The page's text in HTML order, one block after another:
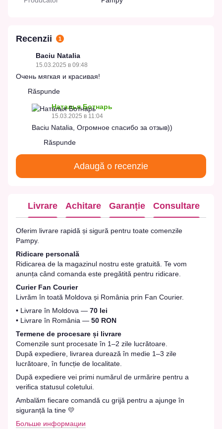
Recenzii 1
Baciu Natalia
15.03.2025 в 09:48
Очень мягкая и красивая!
Răspunde
Наталья Ботнарь
15.03.2025 в 11:04
Baciu Natalia, Огромное спасибо за отзыв))
Răspunde
Adaugă o recenzie
Livrare Achitare Garanție Consultare
Oferim livrare rapidă și sigură pentru toate comenzile
Pampy.
Ridicare personală
Ridicarea de la magazinul nostru este gratuită. Te vom
anunța când comanda este pregătită pentru ridicare.
Curier Fan Courier
Livrăm în toată Moldova și România prin Fan Courier.
• Livrare în Moldova — 70 lei
• Livrare în România — 50 RON
Termene de procesare și livrare
Comenzile sunt procesate în 1–2 zile lucrătoare.
După expediere, livrarea durează în medie 1–3 zile
lucrătoare, în funcție de localitate.
După expediere vei primi numărul de urmărire pentru a
verifica statusul coletului.
Ambalăm fiecare comandă cu grijă pentru a ajunge în
siguranță la tine 💛
Больше информации